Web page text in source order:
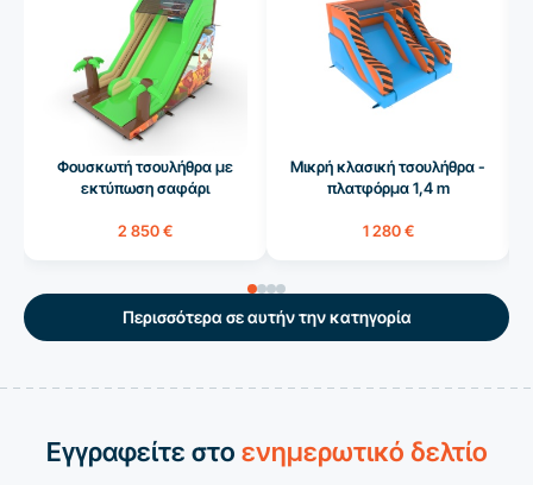
Φουσκωτή τσουλήθρα με
εκτύπωση σαφάρι
2 850 €
Μικρή κλασική τσουλήθρα -
πλατφόρμα 1,4 m
1 280 €
Περισσότερα σε αυτήν την κατηγορία
Εγγραφείτε στο ενημερωτικό δελτίο